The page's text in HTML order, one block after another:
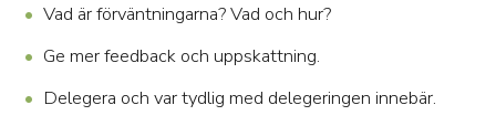
Vad är förväntningarna? Vad och hur?
Ge mer feedback och uppskattning.
Delegera och var tydlig med delegeringen innebär.